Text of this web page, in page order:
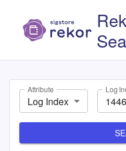
Attribute
Log Index
Log